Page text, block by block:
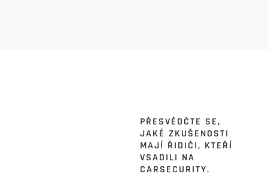
PŘESVĚDČTE SE,
JAKÉ ZKUŠENOSTI
MAJÍ ŘIDIČI, KTEŘÍ
VSADILI NA
CARSECURITY.